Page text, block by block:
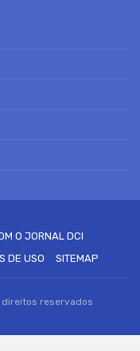
O JORNAL DCI
DE USO SITEMAP
direitos reservados